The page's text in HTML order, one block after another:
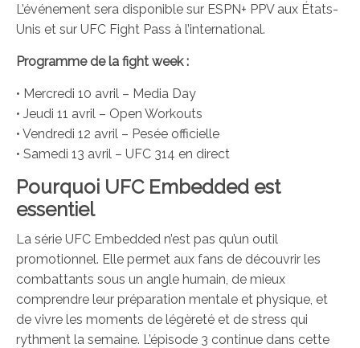
L’événement sera disponible sur ESPN+ PPV aux États-
Unis et sur UFC Fight Pass à l’international.
Programme de la fight week :
• Mercredi 10 avril – Media Day
• Jeudi 11 avril – Open Workouts
• Vendredi 12 avril – Pesée officielle
• Samedi 13 avril – UFC 314 en direct
Pourquoi UFC Embedded est
essentiel
La série UFC Embedded n’est pas qu’un outil
promotionnel. Elle permet aux fans de découvrir les
combattants sous un angle humain, de mieux
comprendre leur préparation mentale et physique, et
de vivre les moments de légèreté et de stress qui
rythment la semaine. L’épisode 3 continue dans cette